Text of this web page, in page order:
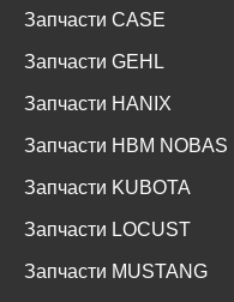
Запчасти CASE
Запчасти GEHL
Запчасти HANIX
Запчасти HBM NOBAS
Запчасти KUBOTA
Запчасти LOCUST
Запчасти MUSTANG